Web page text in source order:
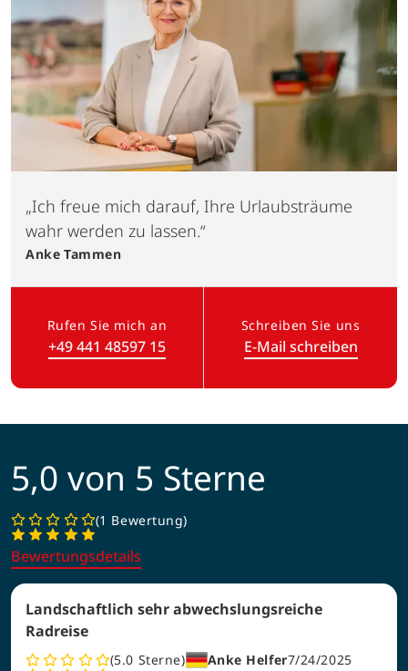
„Ich freue mich darauf, Ihre Urlaubsträume
wahr werden zu lassen.“
Anke Tammen
+49 441 48597 15(Link öffnet in neuem Tab)E-Mail schreiben
5,0 von 5 Sterne
1 Bewertung